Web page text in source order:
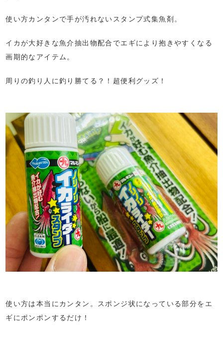
使い方カンタンで手が汚れないスタンプ式集魚剤。
イカが大好きな魚介抽出物配合でエギにより抱きやすくなる
画期的なアイテム。
周りの釣り人に釣り勝てる？！超便利グッズ！
使い方は本当にカンタン。スポンジ状になっている部分をエ
ギにポンポンするだけ！